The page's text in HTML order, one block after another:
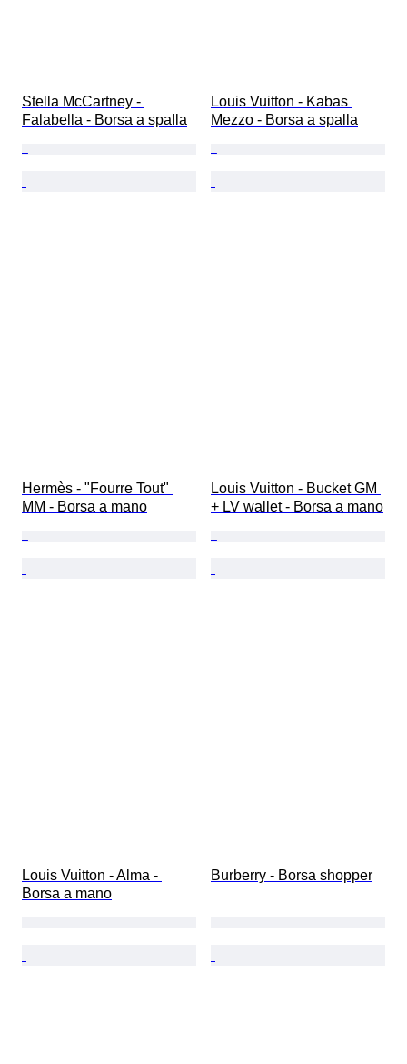
Stella McCartney -
Falabella - Borsa a spalla
Louis Vuitton - Kabas
Mezzo - Borsa a spalla
Hermès - "Fourre Tout"
MM - Borsa a mano
Louis Vuitton - Bucket GM
+ LV wallet - Borsa a mano
Louis Vuitton - Alma -
Borsa a mano
Burberry - Borsa shopper